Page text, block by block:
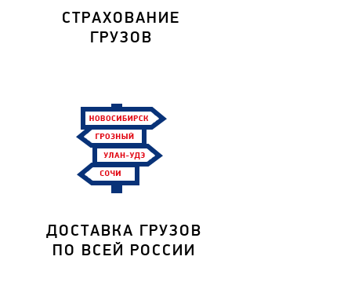
СТРАХОВАНИЕ
ГРУЗОВ
ДОСТАВКА ГРУЗОВ
ПО ВСЕЙ РОССИИ